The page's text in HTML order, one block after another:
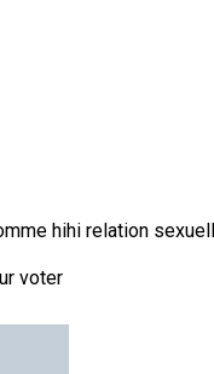
hihi relation
voter